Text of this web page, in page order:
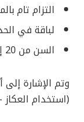
التزام تام
لباقة في
السن من 20 إلى 35 سنة
وتم الإشارة
(استخدام